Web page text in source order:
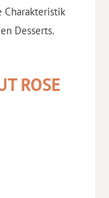
Charakteristik
Desserts.
ROSE